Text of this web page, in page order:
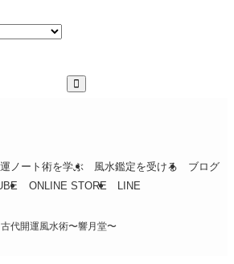
ノート術を学ぶ 風水鑑定を受ける
ブログ
ONLINE STORE LINE
古代開運風水術〜響月堂〜